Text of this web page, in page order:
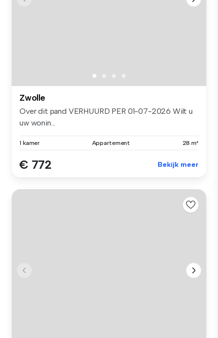
Zwolle
Over dit pand VERHUURD PER 01-07-2026 Wilt u
uw wonin...
1 kamer Appartement 28 m²
€ 772 Bekijk meer